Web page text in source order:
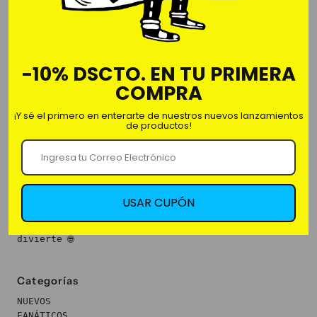
Comprar ahora
Decora tus espacios con las luces led Flamingo,
funcionan con 2 baterías AA
Nosotros
Somos Fan&Fun, la primera franquicia de regalería
creativa y decoración. Sorprender y emocionar nos
divierte 🌐
Categorías
NUEVOS
-10% DSCTO. EN TU PRIMERA
COMPRA
¡Y sé el primero en enterarte de nuestros nuevos lanzamientos
de productos!
USAR CUPÓN